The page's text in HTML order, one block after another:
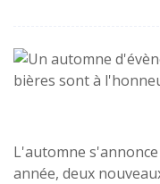
L'automne
année, deux